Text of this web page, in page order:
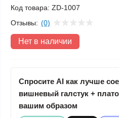
Код товара: ZD-1007
Отзывы: (0)
Нет в наличии
Спросите AI как лучше
вишневый галстук +
вашим образом